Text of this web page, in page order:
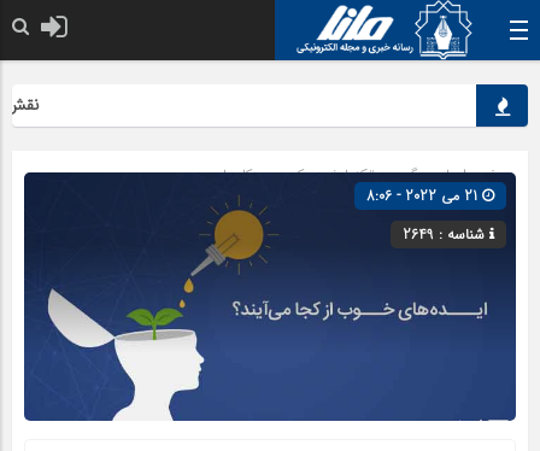
نقش
صفحه اصلی» گروه »تکنولوژی»کسب و کارها
شناسه : 2649